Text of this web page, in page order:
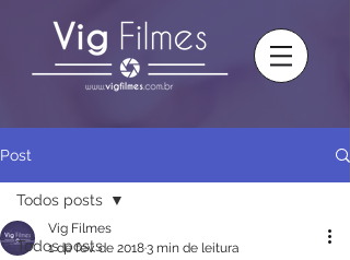
Post
Todos posts
Todos posts
Vig Filmes
1 de fev. de 20183 min de leitura